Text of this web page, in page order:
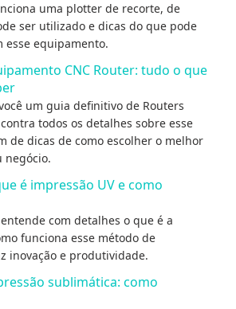
uma plotter de recorte, de
ser utilizado e dicas do que pode
esse equipamento.
CNC Router: tudo o que
um guia definitivo de Routers
todos os detalhes sobre esse
de dicas de como escolher o melhor
negócio.
é impressão UV e como
com detalhes o que é a
funciona esse método de
inovação e produtividade.
sublimática: como